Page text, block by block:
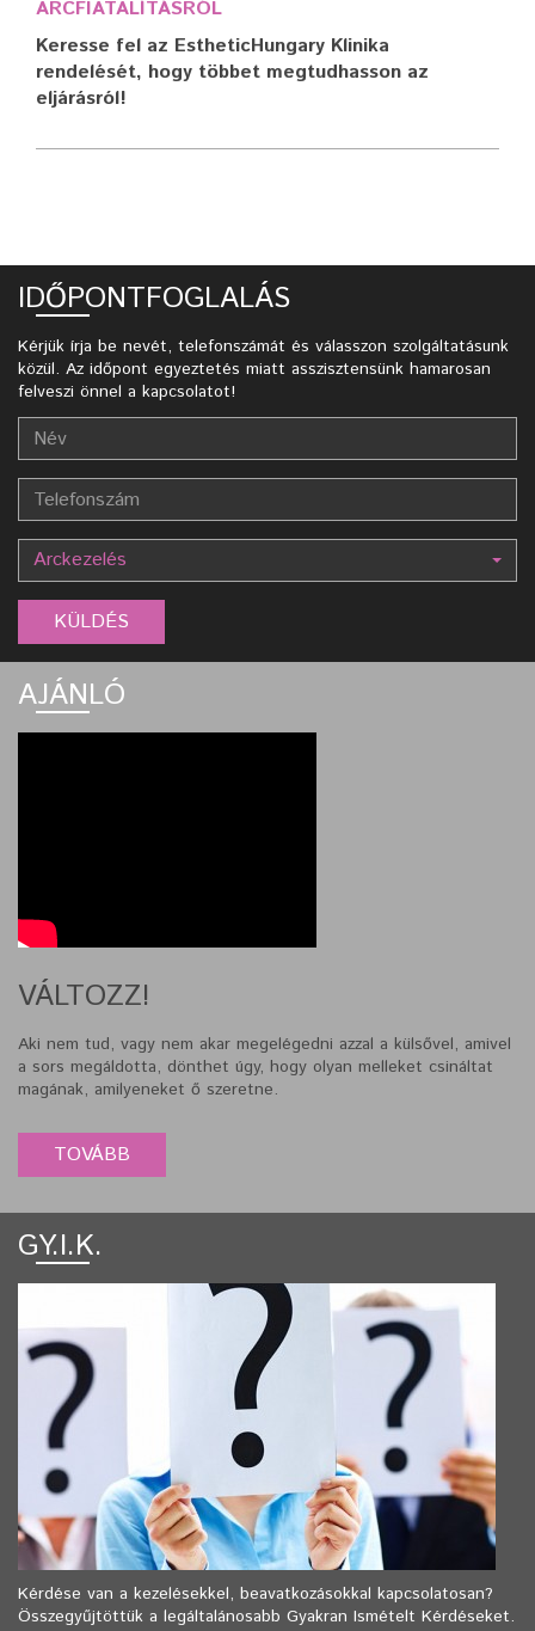
ARCFIATALÍTÁSRÓL
Keresse fel az EstheticHungary Klinika
rendelését, hogy többet megtudhasson az
eljárásról!
IDŐPONTFOGLALÁS
Kérjük írja be nevét, telefonszámát és válasszon szolgáltatásunk
közül. Az időpont egyeztetés miatt asszisztensünk hamarosan
felveszi önnel a kapcsolatot!
Arckezelés
AJÁNLÓ
VÁLTOZZ!
Aki nem tud, vagy nem akar megelégedni azzal a külsővel, amivel
a sors megáldotta, dönthet úgy, hogy olyan melleket csináltat
magának, amilyeneket ő szeretne.
GY.I.K.
Kérdése van a kezelésekkel, beavatkozásokkal kapcsolatosan?
Összegyűjtöttük a legáltalánosabb Gyakran Ismételt Kérdéseket.